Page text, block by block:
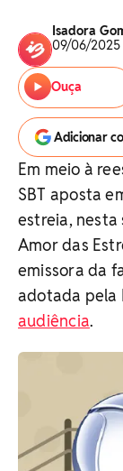
Isadora
09/06/2025
Ouça
Adicionar
Em meio à
SBT aposta
estreia,
Amor das
emissora da
adotada pela
audiência.